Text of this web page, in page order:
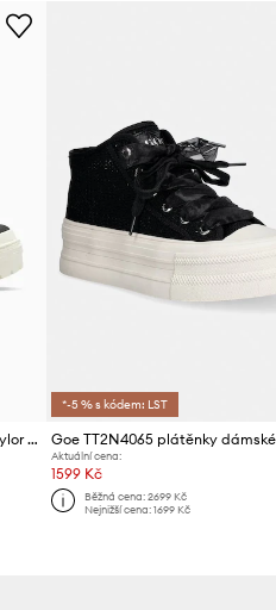
Kožené kecky Converse Chuck Taylor All Star Lugged Heel
*-5 % s kódem: LST
Goe TT2N4065 plátěnky dámské
Aktuální cena:
1599 Kč
Běžná cena: 2699 Kč
Nejnižší cena: 1699 Kč